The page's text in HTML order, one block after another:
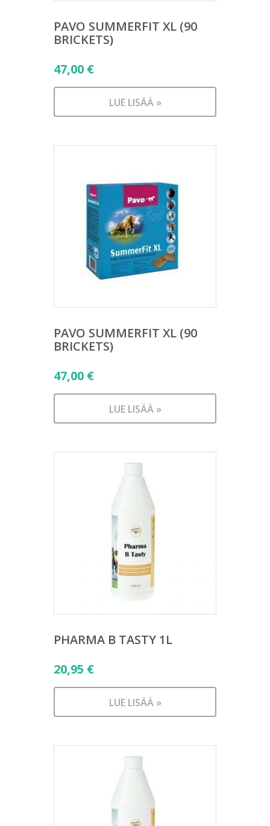
PAVO SUMMERFIT XL (90
BRICKETS)
47,00 €
LUE LISÄÄ »
PAVO SUMMERFIT XL (90
BRICKETS)
47,00 €
LUE LISÄÄ »
PHARMA B TASTY 1L
20,95 €
LUE LISÄÄ »